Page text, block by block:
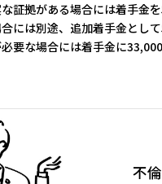
証拠がある場合には着手金を
には別途、追加着手金とし
要な場合には着手金に33,000
不